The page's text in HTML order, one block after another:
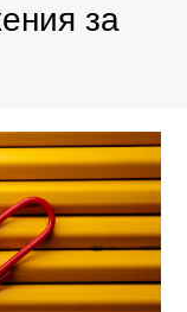
за